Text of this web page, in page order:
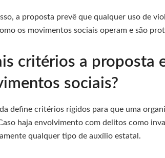
a proposta prevê que qualquer uso de
os movimentos sociais operam e são
critérios a proposta
sociais?
define critérios rígidos para que uma
haja envolvimento com delitos como
qualquer tipo de auxílio estatal.